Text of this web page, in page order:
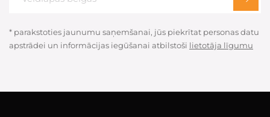
* parakstoties jaunumu saņemšanai, jūs piekrītat personas datu
apstrādei un informācijas iegūšanai atbilstoši lietotāja līgumu